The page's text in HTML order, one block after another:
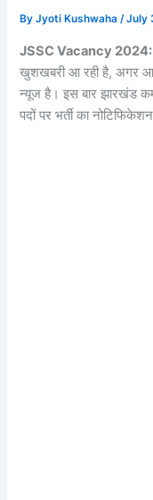
ByJyoti Kushwaha/July
JSSC Vacancy
खुशखबरी आ रही है, अगर
न्यूज है। इस बार झारखंड
पदों पर भर्ती का